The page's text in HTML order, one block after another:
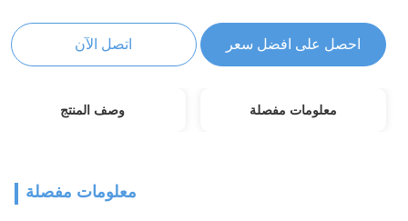
احصل على افضل سعر اتصل الآن
معلومات مفصلة وصف المنتج
معلومات مفصلة